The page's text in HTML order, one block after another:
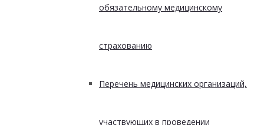
обязательному медицинскому
страхованию
Перечень медицинских организаций,
участвующих в проведении